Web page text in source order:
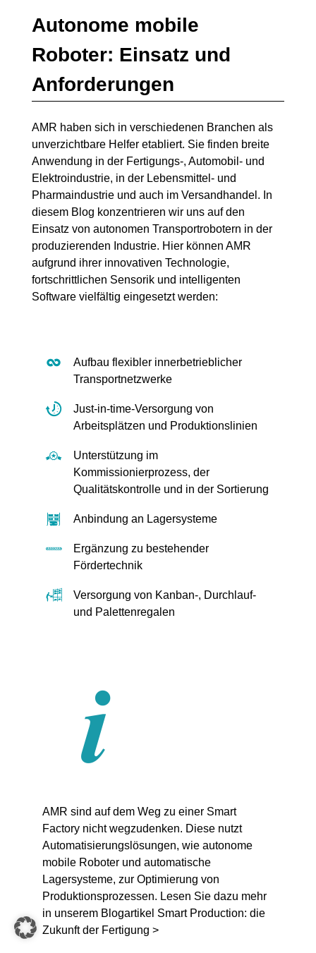
Autonome mobile
Roboter: Einsatz und
Anforderungen
AMR haben sich in verschiedenen Branchen als
unverzichtbare Helfer etabliert. Sie finden breite
Anwendung in der Fertigungs-, Automobil- und
Elektroindustrie, in der Lebensmittel- und
Pharmaindustrie und auch im Versandhandel. In
diesem Blog konzentrieren wir uns auf den
Einsatz von autonomen Transportrobotern in der
produzierenden Industrie. Hier können AMR
aufgrund ihrer innovativen Technologie,
fortschrittlichen Sensorik und intelligenten
Software vielfältig eingesetzt werden:
Aufbau flexibler innerbetrieblicher
Transportnetzwerke
Just-in-time-Versorgung von
Arbeitsplätzen und Produktionslinien
Unterstützung im
Kommissionierprozess, der
Qualitätskontrolle und in der Sortierung
Anbindung an Lagersysteme
Ergänzung zu bestehender
Fördertechnik
Versorgung von Kanban-, Durchlauf-
und Palettenregalen
AMR sind auf dem Weg zu einer Smart
Factory nicht wegzudenken. Diese nutzt
Automatisierungslösungen, wie autonome
mobile Roboter und automatische
Lagersysteme, zur Optimierung von
Produktionsprozessen. Lesen Sie dazu mehr
in unserem Blogartikel Smart Production: die
Zukunft der Fertigung >